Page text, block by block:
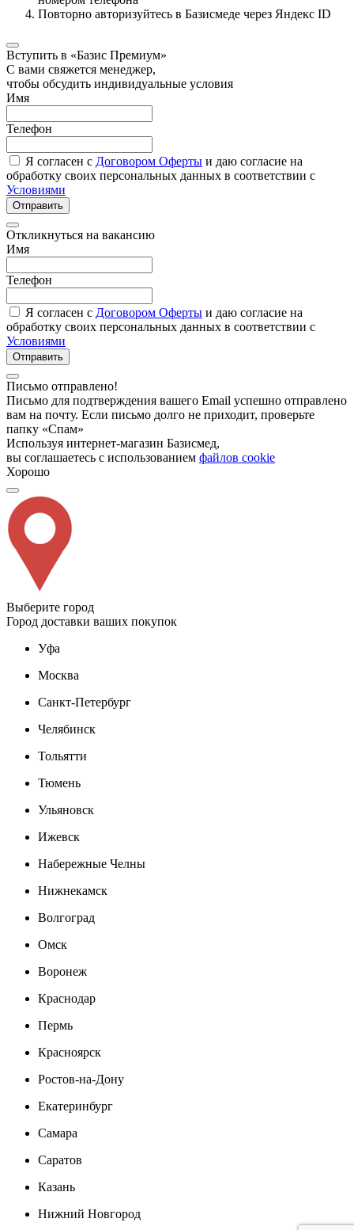
Повторно авторизуйтесь в Базисмеде через Яндекс ID
Вступить в «Базис Премиум»
С вами свяжется менеджер,
чтобы обсудить индивидуальные условия
Имя
Телефон
Я согласен с Договором Оферты и даю согласие на
обработку своих персональных данных в соответствии с
Условиями
Отправить
Откликнуться на вакансию
Имя
Телефон
Я согласен с Договором Оферты и даю согласие на
обработку своих персональных данных в соответствии с
Условиями
Отправить
Письмо отправлено!
Письмо для подтверждения вашего Email успешно отправлено
вам на почту. Если письмо долго не приходит, проверьте
папку «Спам»
Используя интернет-магазин Базисмед,
вы соглашаетесь с использованием файлов cookie
Хорошо
Выберите город
Город доставки ваших покупок
Уфа
Москва
Санкт-Петербург
Челябинск
Тольятти
Тюмень
Ульяновск
Ижевск
Набережные Челны
Нижнекамск
Волгоград
Омск
Воронеж
Краснодар
Пермь
Красноярск
Ростов-на-Дону
Екатеринбург
Самара
Саратов
Казань
Нижний Новгород